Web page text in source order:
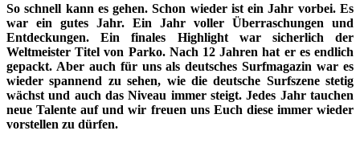
So schnell kann es gehen. Schon wieder ist ein Jahr vorbei. Es
war ein gutes Jahr. Ein Jahr voller Überraschungen und
Entdeckungen. Ein finales Highlight war sicherlich der
Weltmeister Titel von Parko. Nach 12 Jahren hat er es endlich
gepackt. Aber auch für uns als deutsches Surfmagazin war es
wieder spannend zu sehen, wie die deutsche Surfszene stetig
wächst und auch das Niveau immer steigt. Jedes Jahr tauchen
neue Talente auf und wir freuen uns Euch diese immer wieder
vorstellen zu dürfen.